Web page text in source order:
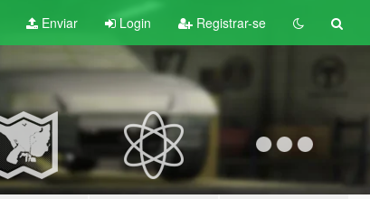
Enviar Login Registrar-se